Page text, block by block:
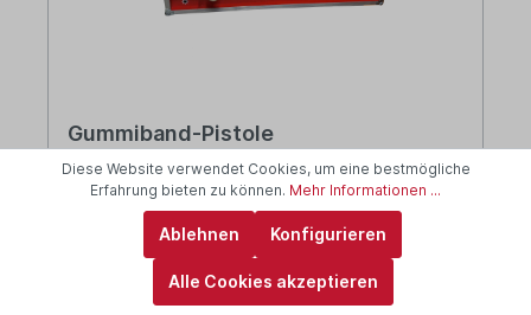
Gummiband-Pistole
am Lager: 2-5 Tage
351,05 €*
Diese Website verwendet Cookies, um eine bestmögliche
Erfahrung bieten zu können. Mehr Informationen ...
Ablehnen Konfigurieren
Alle Cookies akzeptieren